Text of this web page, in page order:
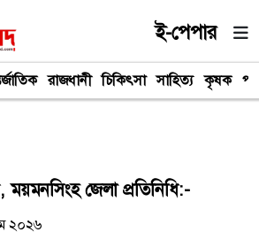
ই-পেপার
রাজধানী চিকিৎসা সাহিত্য কৃষক
জেলা প্রতিনিধি:-
২০২৬